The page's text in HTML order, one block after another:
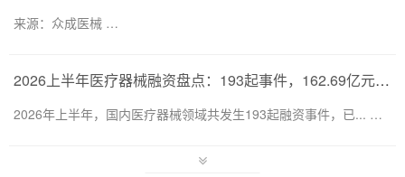
来源：众成医械 …
2026上半年医疗器械融资盘点：193起事件，162.69亿元流向何处？
2026年上半年，国内医疗器械领域共发生193起融资事件，已... …